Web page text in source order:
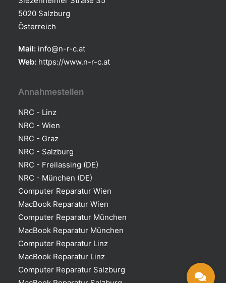
5020 Salzburg
Österreich
Mail: info@n-r-c.at
Web: https://www.n-r-c.at
Annahmestellen
NRC - Linz
NRC - Wien
NRC - Graz
NRC - Salzburg
NRC - Freilassing (DE)
NRC - München (DE)
Computer Reparatur Wien
MacBook Reparatur Wien
Computer Reparatur München
MacBook Reparatur München
Computer Reparatur Linz
MacBook Reparatur Linz
Computer Reparatur Salzburg